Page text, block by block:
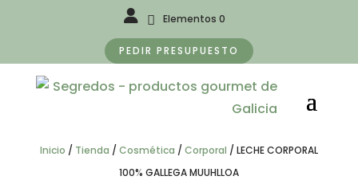
Elementos 0
PEDIR PRESUPUESTO
Inicio / Tienda / Cosmética / Corporal / LECHE CORPORAL
100% GALLEGA MUUHLLOA